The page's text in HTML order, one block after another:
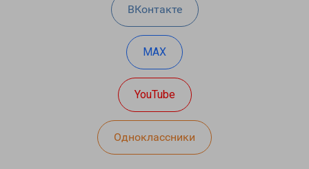
ВКонтакте
MAX
YouTube
Одноклассники